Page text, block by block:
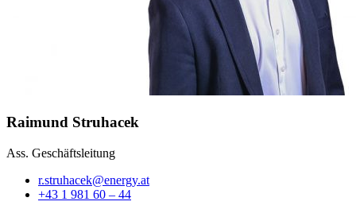
Raimund Struhacek
Ass. Geschäftsleitung
r.struhacek@energy.at
+43 1 981 60 – 44